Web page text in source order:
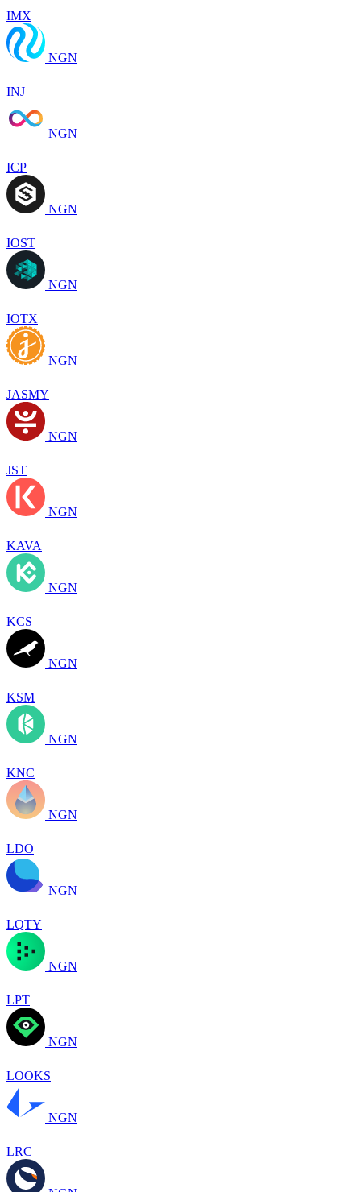
IMX
NGN
INJ
NGN
ICP
NGN
IOST
NGN
IOTX
NGN
JASMY
NGN
JST
NGN
KAVA
NGN
KCS
NGN
KSM
NGN
KNC
NGN
LDO
NGN
LQTY
NGN
LPT
NGN
LOOKS
NGN
LRC